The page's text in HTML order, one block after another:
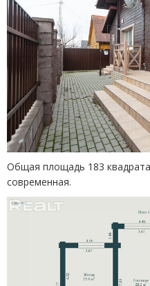
Общая площадь 183
современная.